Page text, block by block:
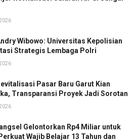
Wibowo: Universitas Kepolisian
Strategis Lembaga Polri
Pasar Baru Garut Kian
Transparansi Proyek Jadi Sorotan
Gelontorkan Rp4 Miliar untuk
Wajib Belajar 13 Tahun dan